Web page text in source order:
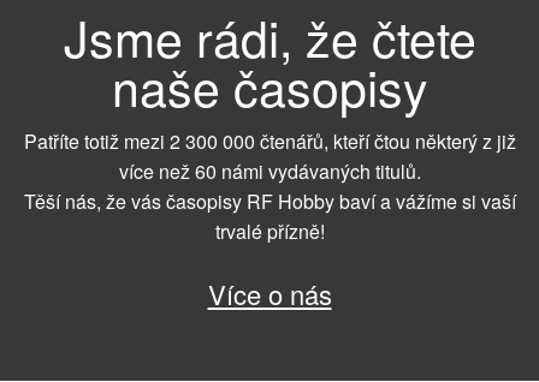
Jsme rádi, že čtete
naše časopisy
Patříte totiž mezi 2 300 000 čtenářů, kteří čtou některý z již
více než 60 námi vydávaných titulů.
Těší nás, že vás časopisy RF Hobby baví a vážíme si vaší
trvalé přízně!
Více o nás